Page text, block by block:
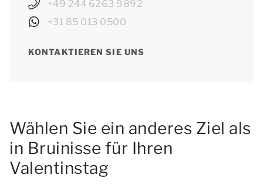
+49 244 6263 9892
+31 85 013 0500
KONTAKTIEREN SIE UNS
Wählen Sie ein anderes Ziel als
in Bruinisse für Ihren
Valentinstag